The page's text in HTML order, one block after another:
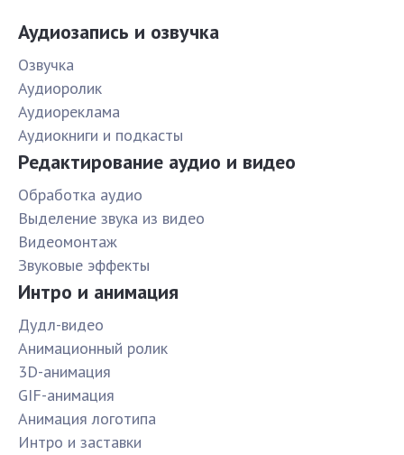
Аудиозапись и озвучка
Озвучка
Аудиоролик
Аудиореклама
Аудиокниги и подкасты
Редактирование аудио и видео
Обработка аудио
Выделение звука из видео
Видеомонтаж
Звуковые эффекты
Интро и анимация
Дудл-видео
Анимационный ролик
3D-анимация
GIF-анимация
Анимация логотипа
Интро и заставки